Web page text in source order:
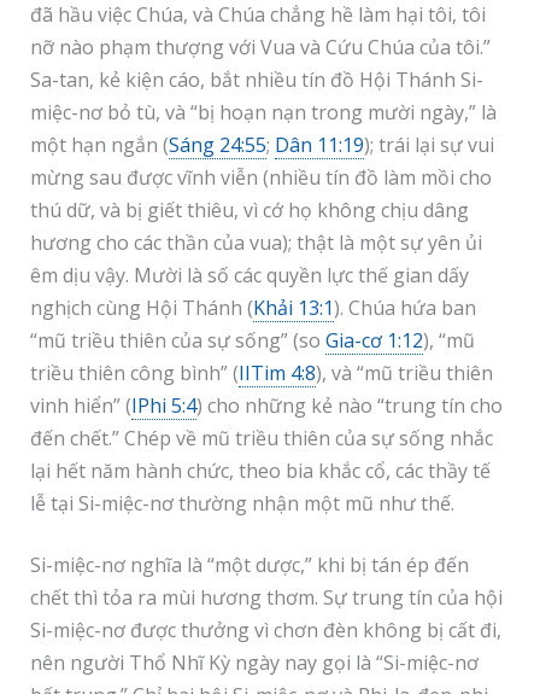
đã hầu việc Chúa, và Chúa chẳng hề làm hại tôi, tôi
nỡ nào phạm thượng với Vua và Cứu Chúa của tôi.”
Sa-tan, kẻ kiện cáo, bắt nhiều tín đồ Hội Thánh Si-
miệc-nơ bỏ tù, và “bị hoạn nạn trong mười ngày,” là
một hạn ngắn (Sáng 24:55; Dân 11:19); trái lại sự vui
mừng sau được vĩnh viễn (nhiều tín đồ làm mồi cho
thú dữ, và bị giết thiêu, vì cớ họ không chịu dâng
hương cho các thần của vua); thật là một sự yên ủi
êm dịu vậy. Mười là số các quyền lực thế gian dấy
nghịch cùng Hội Thánh (Khải 13:1). Chúa hứa ban
“mũ triều thiên của sự sống” (so Gia-cơ 1:12), “mũ
triều thiên công bình” (IITim 4:8), và “mũ triều thiên
vinh hiển” (IPhi 5:4) cho những kẻ nào “trung tín cho
đến chết.” Chép về mũ triều thiên của sự sống nhắc
lại hết năm hành chức, theo bia khắc cổ, các thầy tế
lễ tại Si-miệc-nơ thường nhận một mũ như thế.
Si-miệc-nơ nghĩa là “một dược,” khi bị tán ép đến
chết thì tỏa ra mùi hương thơm. Sự trung tín của hội
Si-miệc-nơ được thưởng vì chơn đèn không bị cất đi,
nên người Thổ Nhĩ Kỳ ngày nay gọi là “Si-miệc-nơ